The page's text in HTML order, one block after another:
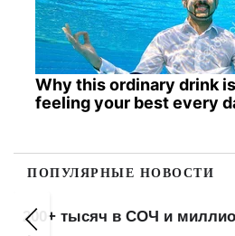
Why this ordinary drink
feeling your best every
ПОПУЛЯРНЫЕ НОВОСТИ
Проезд 16 грн картой, 26 —